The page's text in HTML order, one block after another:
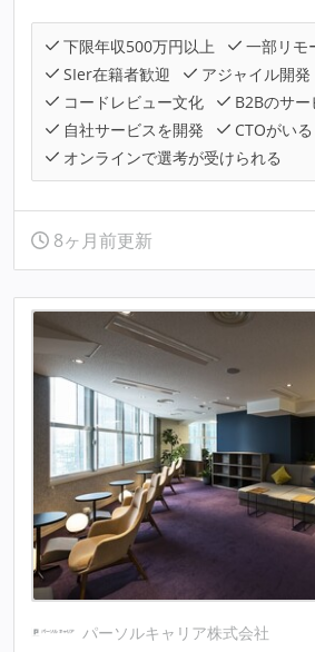
下限年収500万円以上
一部リモ
SIer在籍者歓迎
アジャイル開発
コードレビュー文化
B2Bのサ
自社サービスを開発
CTOがいる
オンラインで選考が受けられる
8ヶ月前更新
パーソルキャリア株式会社